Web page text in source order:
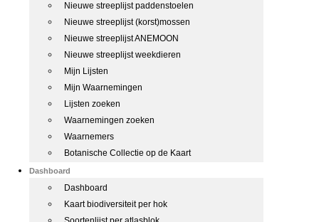
Nieuwe streeplijst paddenstoelen
Nieuwe streeplijst (korst)mossen
Nieuwe streeplijst ANEMOON
Nieuwe streeplijst weekdieren
Mijn Lijsten
Mijn Waarnemingen
Lijsten zoeken
Waarnemingen zoeken
Waarnemers
Botanische Collectie op de Kaart
Dashboard
Dashboard
Kaart biodiversiteit per hok